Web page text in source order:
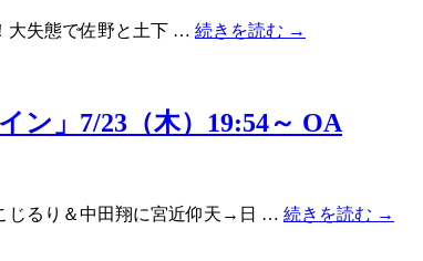
大失態で佐野と土下 … 続きを読む →
ン」7/23（木）19:54～ OA
じるり＆中田翔に宮近仰天→日 … 続きを読む →